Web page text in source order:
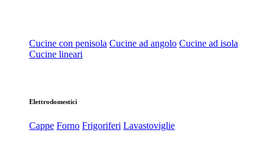
Cucine con penisola Cucine ad angolo Cucine ad isola
Cucine lineari
Elettrodomestici
Cappe Forno Frigoriferi Lavastoviglie